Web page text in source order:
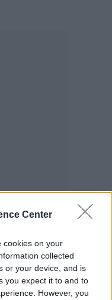
Center
cookies on your
collected
or your device, and is
you expect it to and to
However, you